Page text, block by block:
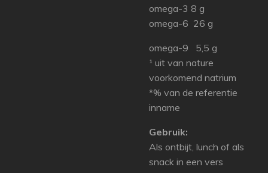
omega-3 8 g
omega-6 26 g
omega-9 5,5 g
¹ uit van nature
voorkomend natrium
*% van de referentie
inname
Gebruik:
Als ontbijt, lunch of als
snack in een vers